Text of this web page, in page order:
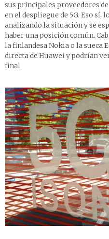
sus principales proveedores
en el despliegue de 5G. Eso sí,
analizando la situación y se
haber una posición común.
la finlandesa Nokia o la sueca
directa de Huawei y podrían
final.